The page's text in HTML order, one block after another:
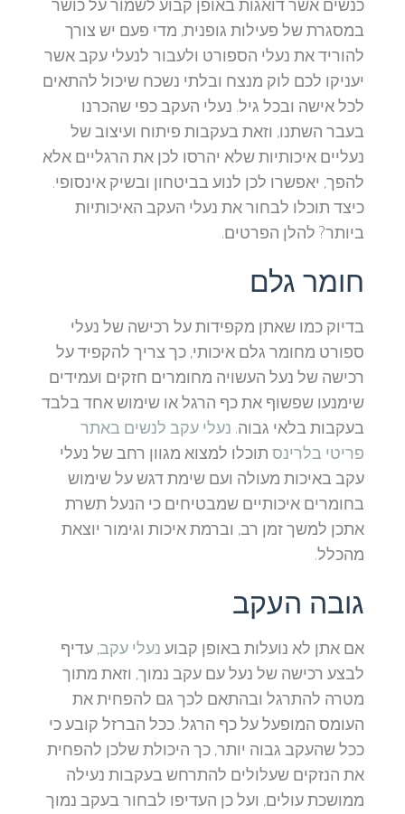
כנשים אשר דואגות באופן קבוע לשמור על כושר
במסגרת של פעילות גופנית, מדי פעם יש צורך
להוריד את נעלי הספורט ולעבור לנעלי עקב אשר
יעניקו לכם לוק מנצח ובלתי נשכח שיכול להתאים
לכל אישה ובכל גיל. נעלי העקב כפי שהכרנו
בעבר השתנו, וזאת בעקבות פיתוח ועיצוב של
נעליים איכותיות שלא יהרסו לכן את הרגליים אלא
להפך, יאפשרו לכן לנוע בביטחון ובשיק אינסופי.
כיצד תוכלו לבחור את נעלי העקב האיכותיות
ביותר? להלן הפרטים.
חומר גלם
בדיוק כמו שאתן מקפידות על רכישה של נעלי
ספורט מחומר גלם איכותי, כך צריך להקפיד על
רכישה של נעל העשויה מחומרים חזקים ועמידים
שימנעו שפשוף את כף הרגל או שימוש אחד בלבד
בעקבות בלאי גבוה.נעלי עקב לנשים באתר
פריטי בלרינסתוכלו למצוא מגוון רחב של נעלי
עקב באיכות מעולה ועם שימת דגש על שימוש
בחומרים איכותיים שמבטיחים כי הנעל תשרת
אתכן למשך זמן רב, וברמת איכות וגימור יוצאת
מהכלל.
גובה העקב
אם אתן לא נועלות באופן קבוענעלי עקב, עדיף
לבצע רכישה של נעל עם עקב נמוך, וזאת מתוך
מטרה להתרגל ובהתאם לכך גם להפחית את
העומס המופעל על כף הרגל. ככל הברזל קובע כי
ככל שהעקב גבוה יותר, כך היכולת שלכן להפחית
את הנזקים שעלולים להתרחש בעקבות נעילה
ממושכת עולים, ועל כן העדיפו לבחור בעקב נמוך